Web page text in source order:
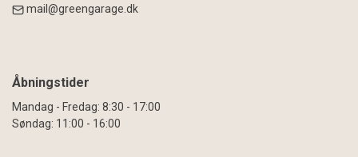
mail@greengarage.dk
Åbningstider
Mandag - Fredag: 8:30 - 17:00
Søndag: 11:00 - 16:00